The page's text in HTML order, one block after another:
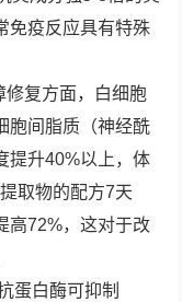
免疫反应具有特殊
修复方面，白细胞
胞间脂质（神经酰
提升40%以上，体
取物的配方7天
高72%，这对于改
蛋白酶可抑制